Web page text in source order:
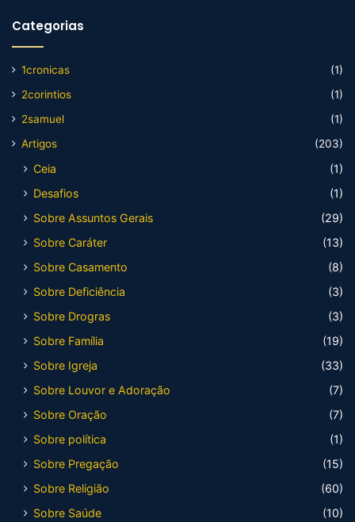
Categorias
1cronicas
(1)
2corintios
(1)
2samuel
(1)
Artigos
(203)
Ceia
(1)
Desafios
(1)
Sobre Assuntos Gerais
(29)
Sobre Caráter
(13)
Sobre Casamento
(8)
Sobre Deficiência
(3)
Sobre Drogras
(3)
Sobre Família
(19)
Sobre Igreja
(33)
Sobre Louvor e Adoração
(7)
Sobre Oração
(7)
Sobre política
(1)
Sobre Pregação
(15)
Sobre Religião
(60)
Sobre Saúde
(10)